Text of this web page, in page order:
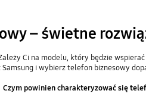
– świetne
Ci na modelu, który będzie
i wybierz telefon biznesowy
Czym powinien charakteryzować się